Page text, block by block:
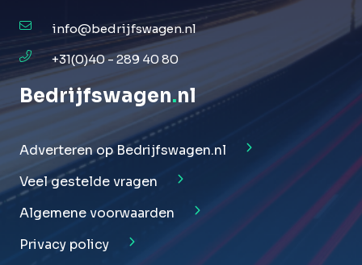
info@bedrijfswagen.nl
+31(0)40 - 289 40 80
Bedrijfswagen.nl
Adverteren op Bedrijfswagen.nl
Veel gestelde vragen
Algemene voorwaarden
Privacy policy